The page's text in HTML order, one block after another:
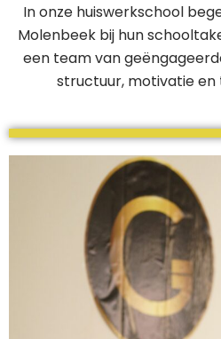
In onze huiswerkschool
Molenbeek bij hun
een team van
structuur, motivatie en